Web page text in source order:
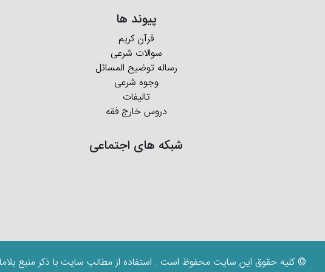
پیوند ها
قرآن کریم
سوالات شرعی
رساله توضیح المسائل
وجوه شرعی
تالیفات
دروس خارج فقه
شبکه های اجتماعی
© کلیه حقوق این سایت محفوظ است . استفاده از مطالب سایت با ذکر منبع